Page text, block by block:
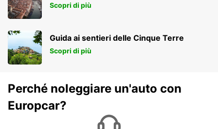
Scopri di più
Guida ai sentieri delle Cinque Terre
Scopri di più
Perché noleggiare un'auto con
Europcar?